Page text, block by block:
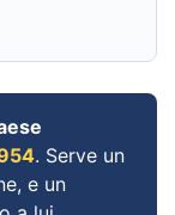
. Serve un
e un